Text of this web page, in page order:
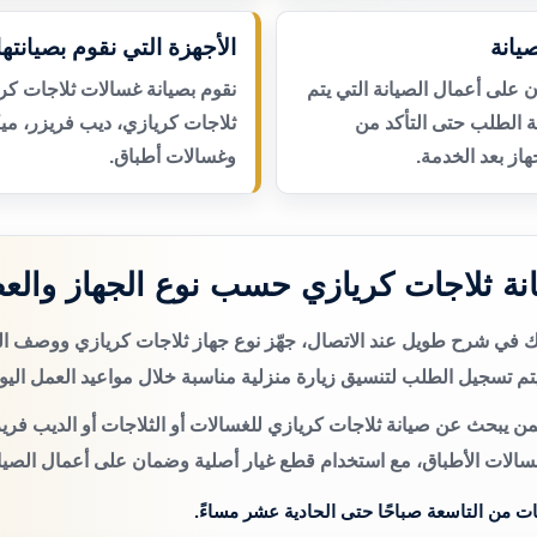
أعمال الصيانة التي يتم
الطلب حتى التأكد من
بعد الخدمة.
الأجهزة التي نقوم
نقوم بصيانة غسالات ثلاجات
ثلاجات كريازي، ديب فريزر،
وغسالات أطباق.
ثلاجات كريازي حسب نوع الجهاز
في شرح طويل عند الاتصال، جهّز نوع جهاز ثلاجات كريازي ووصف
تسجيل الطلب لتنسيق زيارة منزلية مناسبة خلال مواعيد العمل
يبحث عن صيانة ثلاجات كريازي للغسالات أو الثلاجات أو الديب
الأطباق، مع استخدام قطع غيار أصلية وضمان على أعمال
من التاسعة صباحًا حتى الحادية عشر مساءً.